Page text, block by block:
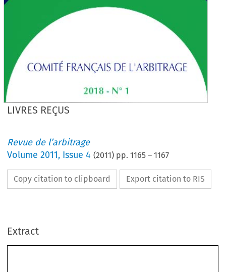
LIVRES REÇUS
Revue de l’arbitrage
Volume2011, Issue 4 (2011) pp.1165 –1167
Copy citation to clipboard Export citation to RIS
Extract